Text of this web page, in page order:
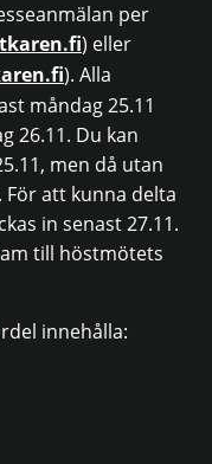
per
) eller
). Alla
måndag 25.11
26.11. Du kan
men då utan
att kunna delta
in senast 27.11.
till höstmötets
innehålla: